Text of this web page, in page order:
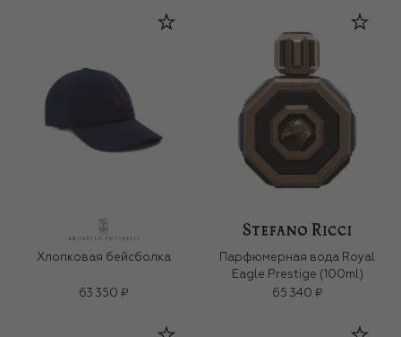
Хлопковая бейсболка
63 350 ₽
Парфюмерная вода Royal
Eagle Prestige (100ml)
65 340 ₽